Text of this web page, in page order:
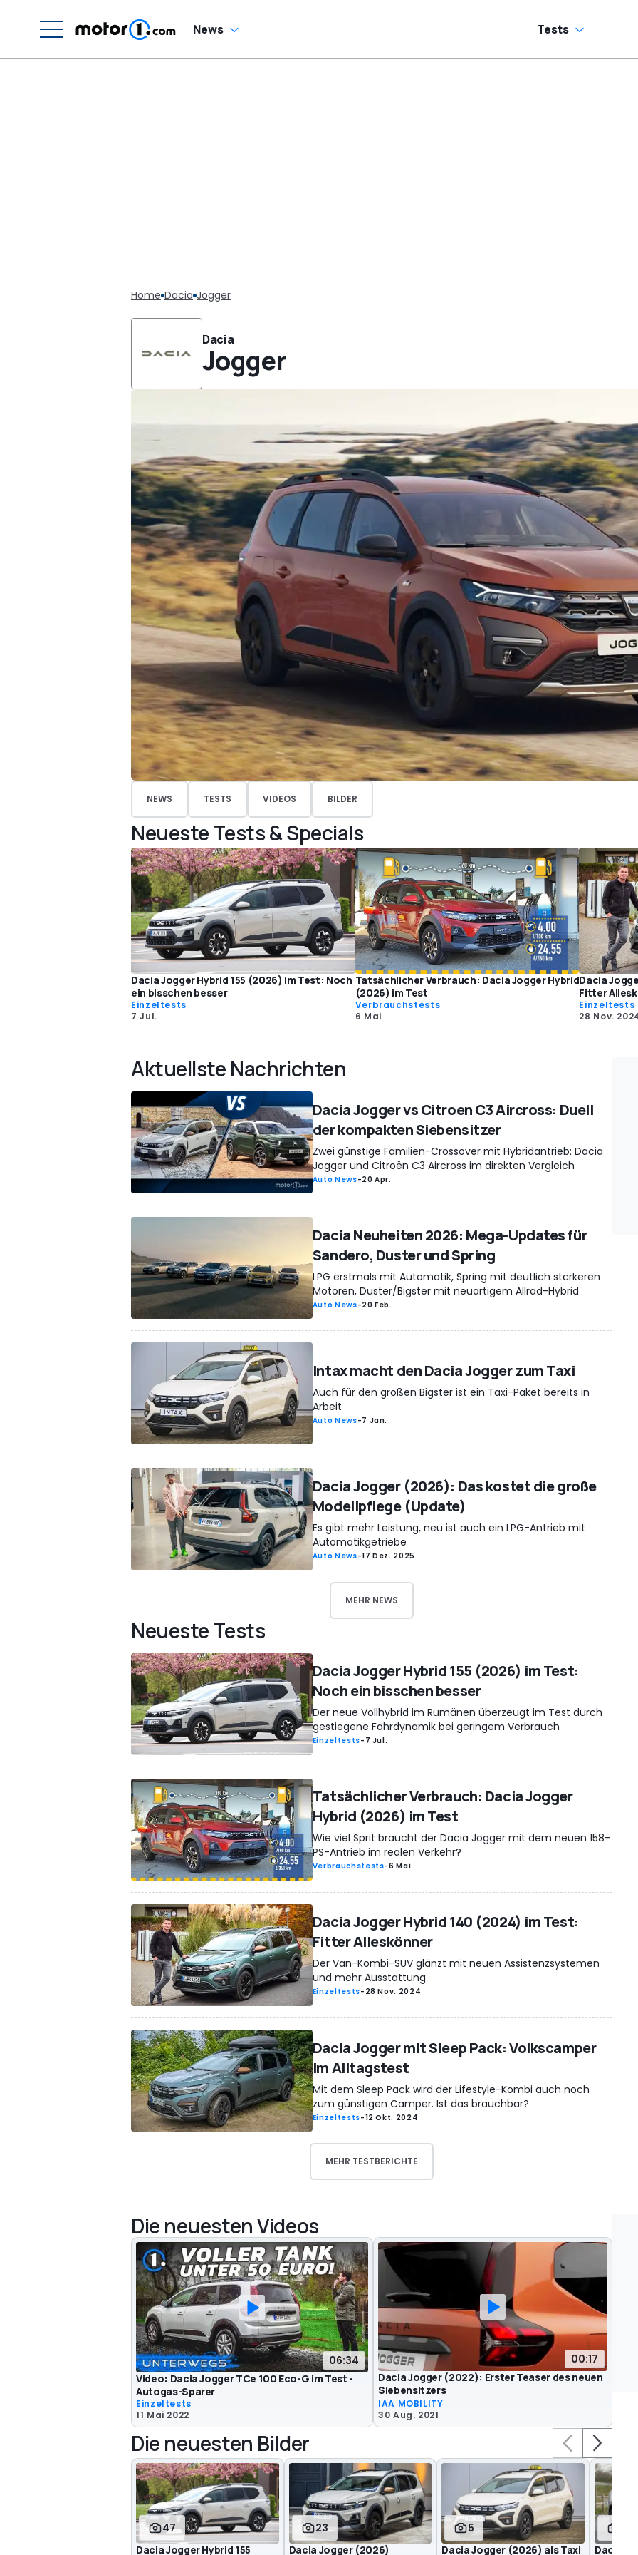
News Tests
Home Dacia Jogger
Dacia
Jogger
NEWS TESTS VIDEOS BILDER
Neueste Tests & Specials
Dacia Jogger Hybrid 155 (2026) im Test: Noch
ein bisschen besser
Einzeltests
7 Jul.
Tatsächlicher Verbrauch: Dacia Jogger Hybrid
(2026) im Test
Verbrauchstests
6 Mai
Dacia
Fitter
Einzeltests
28 Nov.
Aktuellste Nachrichten
Dacia Jogger vs Citroen C3 Aircross: Duell
der kompakten Siebensitzer
Zwei günstige Familien-Crossover mit Hybridantrieb: Dacia
Jogger und Citroën C3 Aircross im direkten Vergleich
Auto News-20 Apr.
Dacia Neuheiten 2026: Mega-Updates für
Sandero, Duster und Spring
LPG erstmals mit Automatik, Spring mit deutlich stärkeren
Motoren, Duster/Bigster mit neuartigem Allrad-Hybrid
Auto News-20 Feb.
Intax macht den Dacia Jogger zum Taxi
Auch für den großen Bigster ist ein Taxi-Paket bereits in
Arbeit
Auto News-7 Jan.
Dacia Jogger (2026): Das kostet die große
Modellpflege (Update)
Es gibt mehr Leistung, neu ist auch ein LPG-Antrieb mit
Automatikgetriebe
Auto News-17 Dez. 2025
MEHR NEWS
Neueste Tests
Dacia Jogger Hybrid 155 (2026) im Test:
Noch ein bisschen besser
Der neue Vollhybrid im Rumänen überzeugt im Test durch
gestiegene Fahrdynamik bei geringem Verbrauch
Einzeltests- 7 Jul.
Tatsächlicher Verbrauch: Dacia Jogger
Hybrid (2026) im Test
Wie viel Sprit braucht der Dacia Jogger mit dem neuen 158-
PS-Antrieb im realen Verkehr?
Verbrauchstests-6 Mai
Dacia Jogger Hybrid 140 (2024) im Test:
Fitter Alleskönner
Der Van-Kombi-SUV glänzt mit neuen Assistenzsystemen
und mehr Ausstattung
Einzeltests- 28 Nov. 2024
Dacia Jogger mit Sleep Pack: Volkscamper
im Alltagstest
Mit dem Sleep Pack wird der Lifestyle-Kombi auch noch
zum günstigen Camper. Ist das brauchbar?
Einzeltests-12 Okt. 2024
MEHR TESTBERICHTE
Die neuesten Videos
06:34
Video: Dacia Jogger TCe 100 Eco-G im Test -
Autogas-Sparer
Einzeltests
11 Mai 2022
00:17
Dacia Jogger (2022): Erster Teaser des neuen
Siebensitzers
IAA MOBILITY
30 Aug. 2021
Die neuesten Bilder
47
Dacia Jogger Hybrid 155
23
Dacia Jogger (2026)
5
Dacia Jogger (2026) als Taxi Dacia